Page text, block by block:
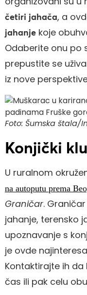
četiri jahača, a
jahanje koje
Odaberite onu po
prepustite se
iz nove
Foto: Šumska štala/
Konjički
U ruralnom
na autoputu prema
Graničar.
jahanje, terensko
upoznavanje s
je ovde
Kontaktirajte ih
čas ili pak celu